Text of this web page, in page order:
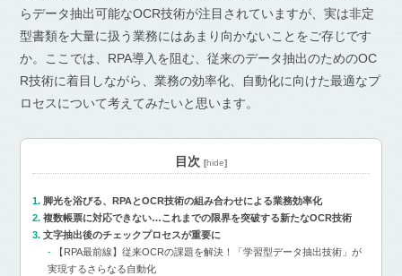
らデータ抽出可能なOCR技術が注目されていますが、実は非定
型書類を大量に扱う業務にはあまり向かないことをご存じです
か。ここでは、RPA導入を阻む、従来のデータ抽出のためのOC
R技術に着目しながら、業務の効率化、自動化に向けた最適なプ
ロセスについて考えてみたいと思います。
目次 [hide]
脚光を浴びる、RPAとOCR技術の組み合わせによる業務効率化
複数帳票に対応できない…これまでの限界を突破する新たなOCR技術
文字抽出後のチェックプロセスが重要に
【RPA最前線】従来OCRの課題を解決！「学習型データ抽出技術」が
実現するさらなる自動化